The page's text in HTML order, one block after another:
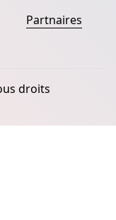
Partnaires
droits